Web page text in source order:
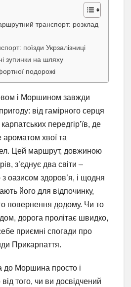
транспорт: розклад
поїзди Укрзалізниці
зупинки на шляху
подорожі
і Моршином завжди
від гамірного серця
передгір’їв, де
ароматом хвої та
Цей маршрут, довжиною
з’єднує два світи –
оазисом здоров’я, і щодня
його для відпочинку,
повернення додому. Чи то
дорога пролітає швидко,
приємні спогади про
Прикарпаття.
до Моршина просто і
того, чи ви досвідчений